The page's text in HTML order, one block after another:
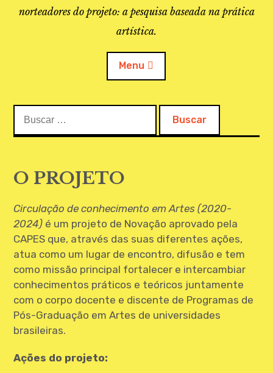
norteadores do projeto: a pesquisa baseada na prática
artística.
Menu
O PROJETO
LINKS
APOIO À PESQUISA
MAPEAMENTO
REVISTA IEPA
CONTATO
O PROJETO
Circulação de conhecimento em Artes (2020-
2024) é um projeto de Novação aprovado pela
CAPES que, através das suas diferentes ações,
atua como um lugar de encontro, difusão e tem
como missão principal fortalecer e intercambiar
conhecimentos práticos e teóricos juntamente
com o corpo docente e discente de Programas de
Pós-Graduação em Artes de universidades
brasileiras.
Ações do projeto: